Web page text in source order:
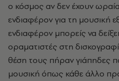
ο κόσμος αν δεν έχουν
ενδιαφέρον για τη μουσική
ενδιαφέρον μπορείς να
οραματιστές στη
θέση τους πήραν γιάπηδες
μουσική όπως κάθε άλλο